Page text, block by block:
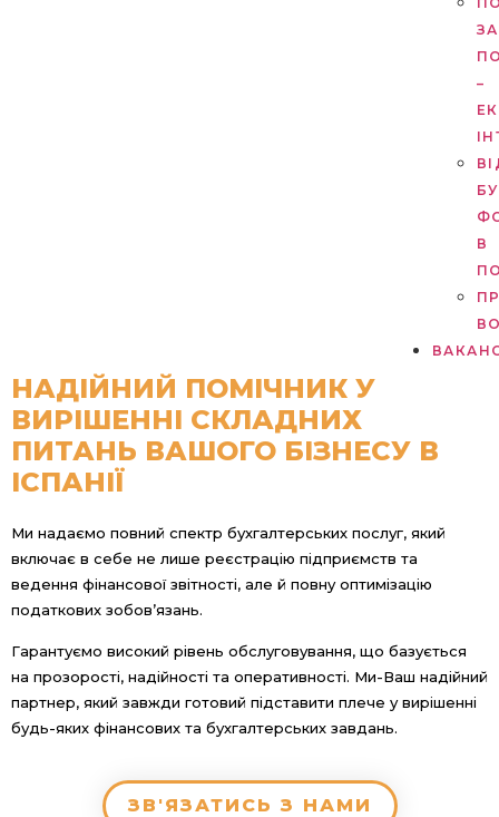
–
В
НАДІЙНИЙ ПОМІЧНИК У
ВИРІШЕННІ СКЛАДНИХ
ПИТАНЬ ВАШОГО БІЗНЕСУ В
ІСПАНІЇ
Ми надаємо повний спектр бухгалтерських послуг, який
включає в себе не лише реєстрацію підприємств та
ведення фінансової звітності, але й повну оптимізацію
податкових зобов’язань.
Гарантуємо високий рівень обслуговування, що базується
на прозорості, надійності та оперативності. Ми-Ваш надійний
партнер, який завжди готовий підставити плече у вирішенні
будь-яких фінансових та бухгалтерських завдань.
ЗВ'ЯЗАТИСЬ З НАМИ